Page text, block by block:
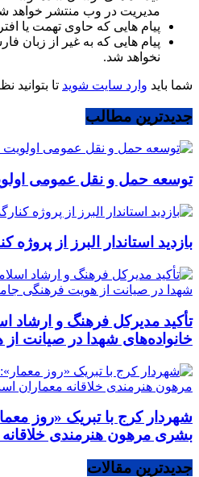
مدیریت در وب منتشر خواهد
پیام هایی که حاوی تهمت یا
پیام هایی که به غیر از زبان
نخواهد شد.
شما باید وارد سایت شوید تا بتوانید
جدیدترین مطالب
توسعه حمل و نقل عمومی
بازدید استاندار البرز از
تأکید مدیرکل فرهنگ و ارشاد
خانواده‌های شهدا در صیانت
شهردار کرج با تبریک «روز
بشری مرهون هنرمندی
جدیدترین مقالات